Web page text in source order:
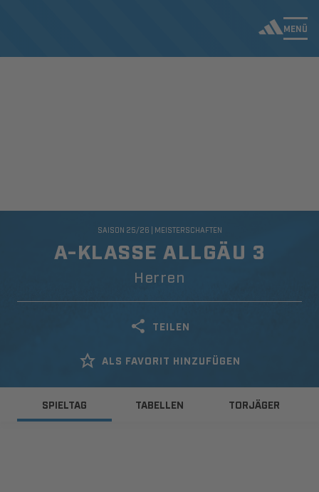
MENÜ
A-KLASSE ALLGÄU 3
Herren
SAISON 25/26 | MEISTERSCHAFTEN
TEILEN
ALS FAVORIT HINZUFÜGEN
SPIELTAG TABELLEN TORJÄGER